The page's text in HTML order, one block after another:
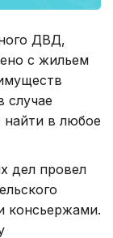
ДВД,
с жильем
случае
найти в любое
дел провел
консьержами.